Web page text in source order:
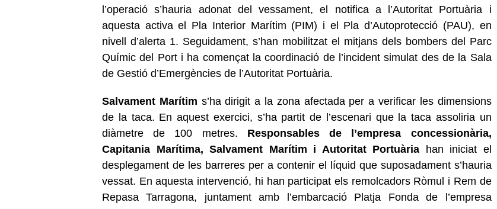
l’operació s’hauria adonat del vessament, el notifica a l’Autoritat Portuària i
aquesta activa el Pla Interior Marítim (PIM) i el Pla d’Autoprotecció (PAU), en
nivell d’alerta 1. Seguidament, s’han mobilitzat el mitjans dels bombers del Parc
Químic del Port i ha començat la coordinació de l’incident simulat des de la Sala
de Gestió d’Emergències de l’Autoritat Portuària.
Salvament Marítim s’ha dirigit a la zona afectada per a verificar les dimensions
de la taca. En aquest exercici, s’ha partit de l’escenari que la taca assoliria un
diàmetre de 100 metres. Responsables de l’empresa concessionària,
Capitania Marítima, Salvament Marítim i Autoritat Portuària han iniciat el
desplegament de les barreres per a contenir el líquid que suposadament s’hauria
vessat. En aquesta intervenció, hi han participat els remolcadors Ròmul i Rem de
Repasa Tarragona, juntament amb l’embarcació Platja Fonda de l’empresa